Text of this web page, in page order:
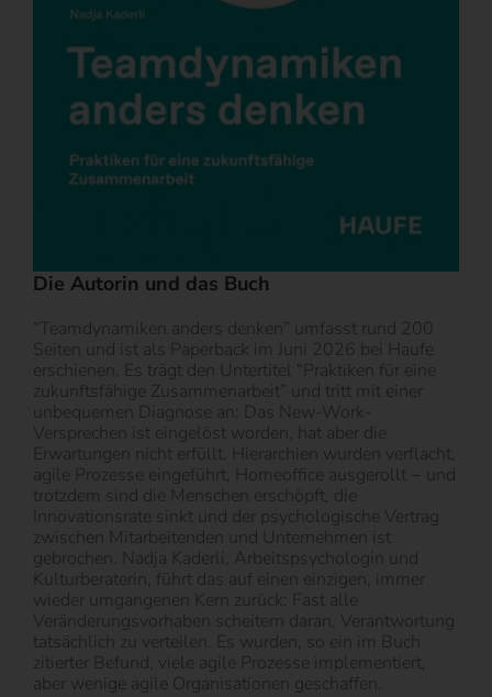
Die Autorin und das Buch
“Teamdynamiken anders denken” umfasst rund 200
Seiten und ist als Paperback im Juni 2026 bei Haufe
erschienen. Es trägt den Untertitel “Praktiken für eine
zukunftsfähige Zusammenarbeit” und tritt mit einer
unbequemen Diagnose an: Das New-Work-
Versprechen ist eingelöst worden, hat aber die
Erwartungen nicht erfüllt. Hierarchien wurden verflacht,
agile Prozesse eingeführt, Homeoffice ausgerollt − und
trotzdem sind die Menschen erschöpft, die
Innovationsrate sinkt und der psychologische Vertrag
zwischen Mitarbeitenden und Unternehmen ist
gebrochen. Nadja Kaderli, Arbeitspsychologin und
Kulturberaterin, führt das auf einen einzigen, immer
wieder umgangenen Kern zurück: Fast alle
Veränderungsvorhaben scheitern daran, Verantwortung
tatsächlich zu verteilen. Es wurden, so ein im Buch
zitierter Befund, viele agile Prozesse implementiert,
aber wenige agile Organisationen geschaffen.